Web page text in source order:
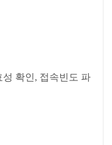
확인, 접속빈도 파